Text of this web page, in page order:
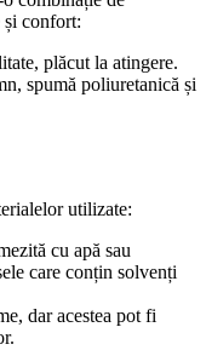
și confort:
plăcut la atingere.
spumă poliuretanică și
utilizate:
cu apă sau
care conțin solvenți
dar acestea pot fi